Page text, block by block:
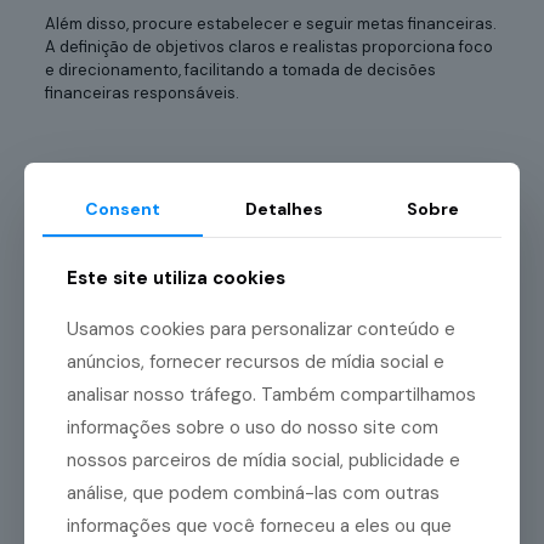
Além disso, procure estabelecer e seguir metas financeiras.
A definição de objetivos claros e realistas proporciona foco
e direcionamento, facilitando a tomada de decisões
financeiras responsáveis.
informações atualizadas
Mais um hábito que deve ser cultivado é manter as
vezes subestimado, mas que é fundamental para quem
busca aumentar o score de crédito.
Informações desatualizadas podem gerar imprecisões nas
pontuação. O consumidor deve, portanto, garantir que
todos os seus dados estejam corretos e atualizados junto
às instituições financeiras e aos órgãos de proteção ao
crédito, como a Serasa.
Consent Detalhes Sobre
Este site utiliza cookies
Usamos cookies para personalizar conteúdo e
anúncios, fornecer recursos de mídia social e
analisar nosso tráfego. Também compartilhamos
informações sobre o uso do nosso site com
nossos parceiros de mídia social, publicidade e
análise, que podem combiná-las com outras
informações que você forneceu a eles ou que